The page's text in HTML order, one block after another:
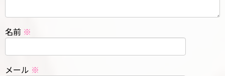
名前 ※
メール ※